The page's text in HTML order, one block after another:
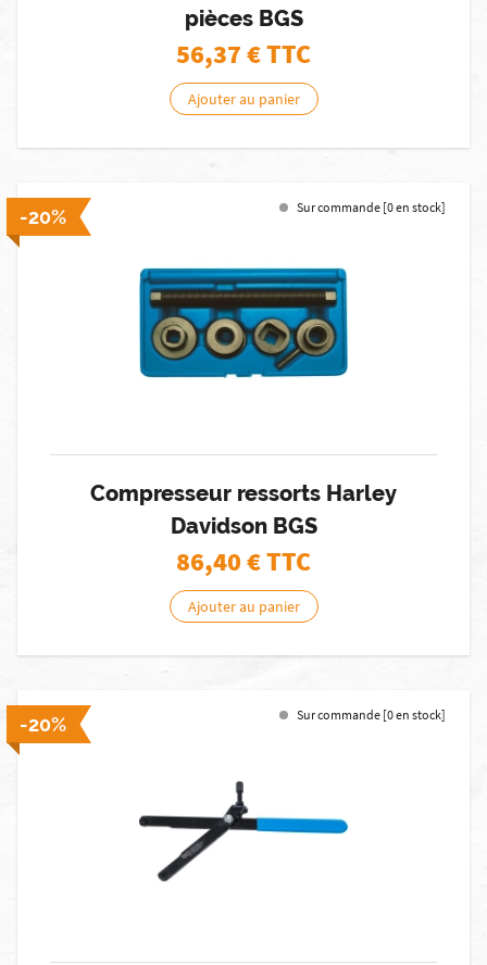
pièces BGS
56,37€ TTC
Ajouter au panier
-20% Sur commande [0 en stock]
Compresseur ressorts Harley
Davidson BGS
86,40€ TTC
Ajouter au panier
-20% Sur commande [0 en stock]